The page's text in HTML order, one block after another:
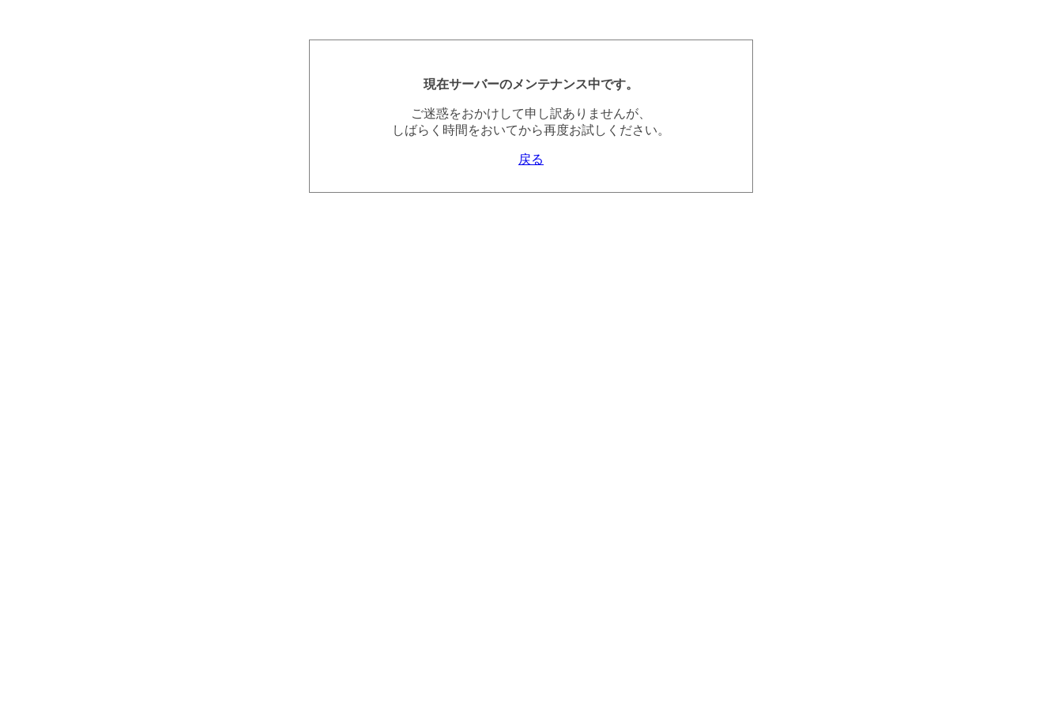
現在サーバーのメンテナンス中です。
ご迷惑をおかけして申し訳ありませんが、
しばらく時間をおいてから再度お試しください。
戻る